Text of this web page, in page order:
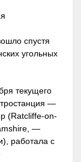
спустя
угольных
текущего
—
(Ratcliffe-on-
—
работала с